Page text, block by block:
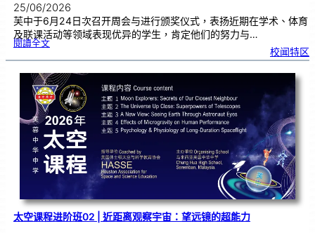
25/06/2026
芙中于6月24日次召开周会与进行颁奖仪式，表扬近期在学术、体育
及联课活动等领域表现优异的学生，肯定他们的努力与…
閱讀全文:周
奖
式
|嘉
奖
优
秀
学
子
校闻特区
太空课程进阶班02 | 近距离观察宇宙：望远镜的超能力